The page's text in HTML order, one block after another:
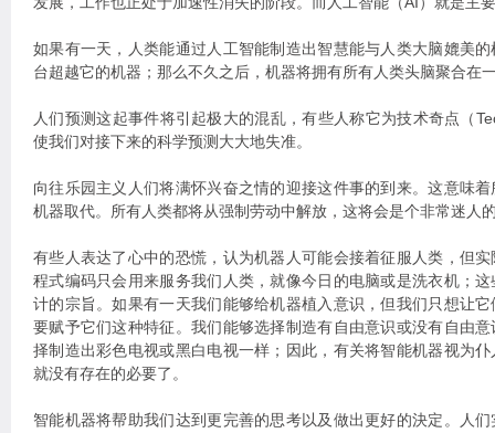
如果有一天，人类能通过人工智能制造出智慧能与人类大脑媲美
台超越它的机器；那么不久之后，机器将拥有所有人类头脑聚合在
人们预测这起事件将引起极大的混乱，有些人称它为技术奇点（
使我们对接下来的科学预测大大地失准。
向往乐园主义人们将满怀兴奋之情的迎接这件事的到来。这意味
机器取代。所有人类都将从强制劳动中解放，这将会是个非常迷人
有些人表达了心中的恐慌，认为机器人可能会接着征服人类，但
程式编码只会用来服务我们人类，就像今日的电脑或是洗衣机；
计的宗旨。如果有一天我们能够给机器植入意识，但我们只想让
要赋予它们这种特征。我们能够选择制造有自由意识或没有自由
择制造出彩色电视或黑白电视一样；因此，有关将智能机器视为
就没有存在的必要了。
智能机器将帮助我们达到更完善的思考以及做出更好的決定。人